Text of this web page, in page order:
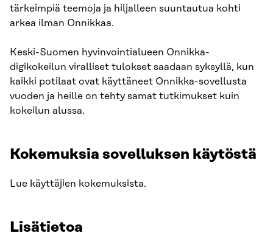
tärkeimpiä teemoja ja hiljalleen suuntautua kohti
arkea ilman Onnikkaa.
Keski-Suomen hyvinvointialueen Onnikka-
digikokeilun viralliset tulokset saadaan syksyllä, kun
kaikki potilaat ovat käyttäneet Onnikka-sovellusta
vuoden ja heille on tehty samat tutkimukset kuin
kokeilun alussa.
Kokemuksia sovelluksen käytöstä
Lue käyttäjien kokemuksista.
Lisätietoa